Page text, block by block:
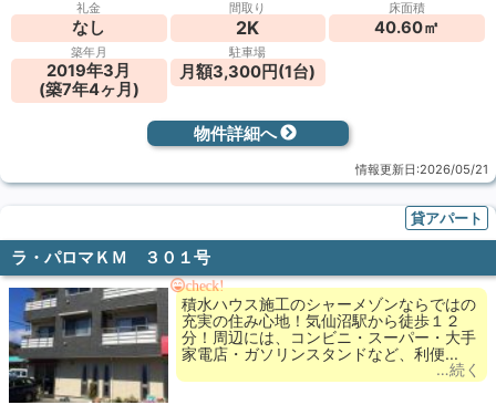
礼金
なし
間取り
2K
床面積
40.60㎡
築年月
2019年3月
(築7年4ヶ月)
駐車場
月額3,300円(1台)
物件詳細へ
情報更新日:2026/05/21
貸アパート
ラ・パロマＫＭ ３０１号
check!
積水ハウス施工のシャーメゾンならではの
充実の住み心地！気仙沼駅から徒歩１２
分！周辺には、コンビニ・スーパー・大手
家電店・ガソリンスタンドなど、利便...
…続く